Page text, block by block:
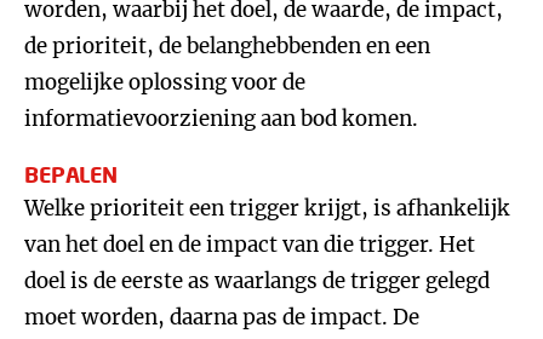
worden, waarbij het doel, de waarde, de impact,
de prioriteit, de belanghebbenden en een
mogelijke oplossing voor de
informatievoorziening aan bod komen.
BEPALEN
Welke prioriteit een trigger krijgt, is afhankelijk
van het doel en de impact van die trigger. Het
doel is de eerste as waarlangs de trigger gelegd
moet worden, daarna pas de impact. De